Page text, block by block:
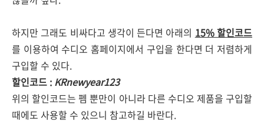
하지만 그래도 비싸다고 생각이 든다면 아래의 15% 할인코드
를 이용하여 수디오 홈페이지에서 구입을 한다면 더 저렴하게
구입할 수 있다.
할인코드 : KRnewyear123
위의 할인코드는 펨 뿐만이 아니라 다른 수디오 제품을 구입할
때에도 사용할 수 있으니 참고하길 바란다.